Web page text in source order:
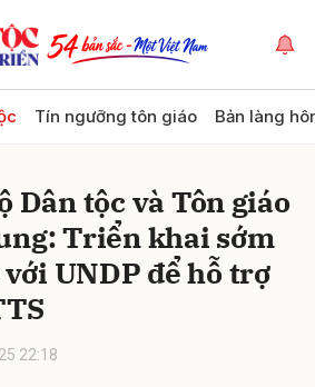
Tín ngưỡng tôn giáo Bản làng
Dân tộc và Tôn giáo
Triển khai sớm
UNDP để hỗ trợ
22:18